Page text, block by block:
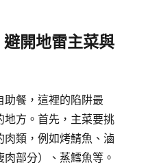
開地雷主菜與
助餐，這裡的陷阱最
地方。首先，主菜要挑
類，例如烤鯖魚、滷
部分）、蒸鱈魚等。